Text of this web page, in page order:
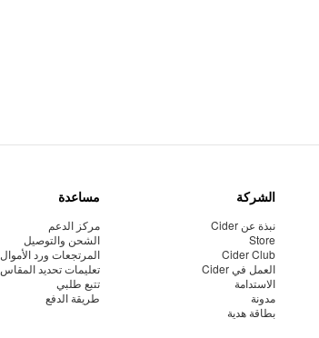
الشركة
نبذة عن Cider
Store
Cider Club
العمل في Cider
الاستدامة
مدونة
بطاقة هدية
مساعدة
مركز الدعم
الشحن والتوصيل
المرتجعات ورد الأموال
تعليمات تحديد المقاس
تتبع طلبي
طريقة الدفع